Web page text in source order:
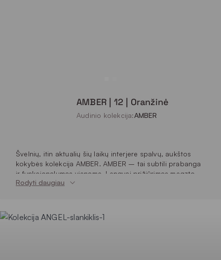
AMBER | 12 | Oranžinė
Audinio kolekcija:AMBER
Švelnių, itin aktualių šių laikų interjere spalvų, aukštos
kokybės kolekcija AMBER. AMBER – tai subtili prabanga
ir funkcionalumas viename. Lengvai prižiūrimas megzto
aksomo audinys užtikrina ilgaamžiškumą bei atsparumą
tonais bei prabangiais gilesniais atspalviais, kurie
suteikia interjerui šilumos ir rafinuotumo.
Rodyti daugiau